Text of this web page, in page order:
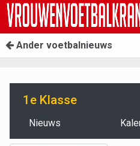
Ander voetbalnieuws
1e Klasse
Nieuws